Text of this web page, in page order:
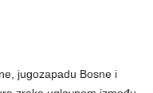
jugozapadu Bosne i